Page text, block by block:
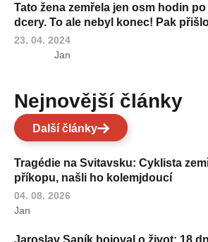
Tato žena zemřela jen osm hodin
dcery. To ale nebyl konec! Pak
23. 04. 2024
Jan
Nejnovější články
Další články
Tragédie na Svitavsku: Cyklista
příkopu, našli ho kolemjdoucí
04. 08. 2026
Jan
Jaroslav Sapík bojoval o život: 18